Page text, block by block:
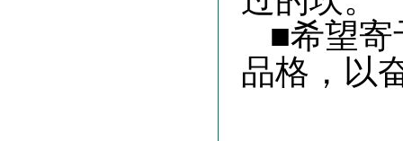
■希望寄
品格，以